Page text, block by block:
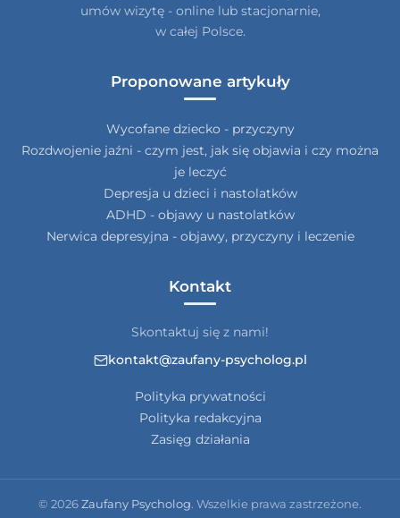
umów wizytę - online lub stacjonarnie,
w całej Polsce.
Proponowane artykuły
Wycofane dziecko - przyczyny
Rozdwojenie jaźni - czym jest, jak się objawia i czy można
je leczyć
Depresja u dzieci i nastolatków
ADHD - objawy u nastolatków
Nerwica depresyjna - objawy, przyczyny i leczenie
Kontakt
Skontaktuj się z nami!
kontakt@zaufany-psycholog.pl
Polityka prywatności
Polityka redakcyjna
Zasięg działania
© 2026Zaufany Psycholog. Wszelkie prawa zastrzeżone.